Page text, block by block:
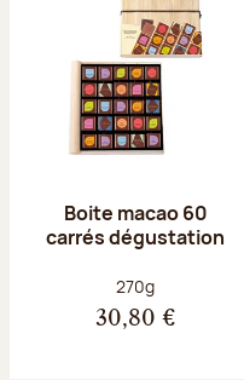
Boite macao 60
carrés dégustation
Poids net :
270g
30,80 €